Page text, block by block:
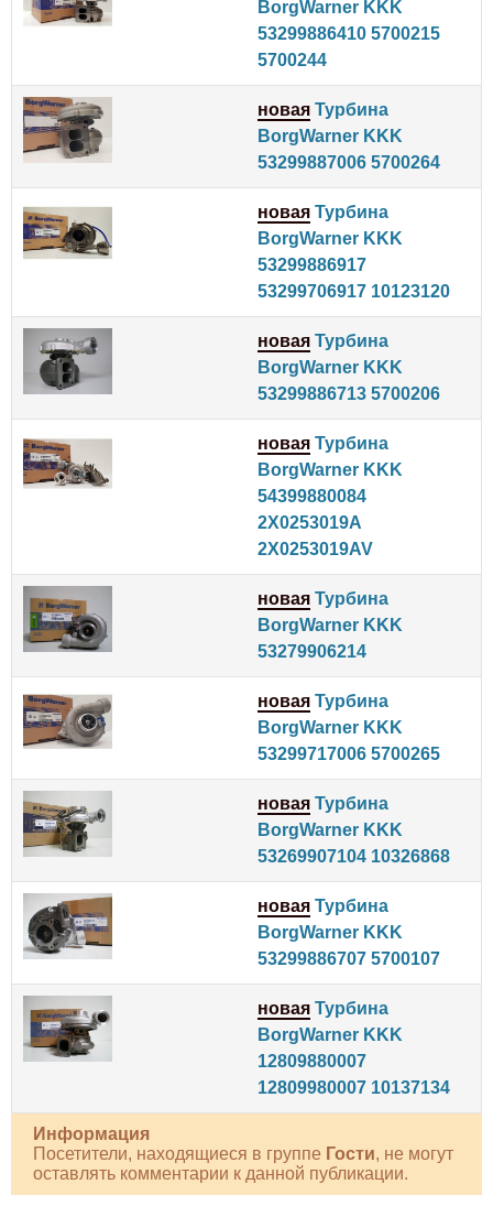
BorgWarner KKK
53299886410 5700215
5700244
новая Турбина
BorgWarner KKK
53299887006 5700264
новая Турбина
BorgWarner KKK
53299886917
53299706917 10123120
новая Турбина
BorgWarner KKK
53299886713 5700206
новая Турбина
BorgWarner KKK
54399880084
2X0253019A
2X0253019AV
новая Турбина
BorgWarner KKK
53279906214
новая Турбина
BorgWarner KKK
53299717006 5700265
новая Турбина
BorgWarner KKK
53269907104 10326868
новая Турбина
BorgWarner KKK
53299886707 5700107
новая Турбина
BorgWarner KKK
12809880007
12809980007 10137134
Информация
Посетители, находящиеся в группе Гости, не могут
оставлять комментарии к данной публикации.